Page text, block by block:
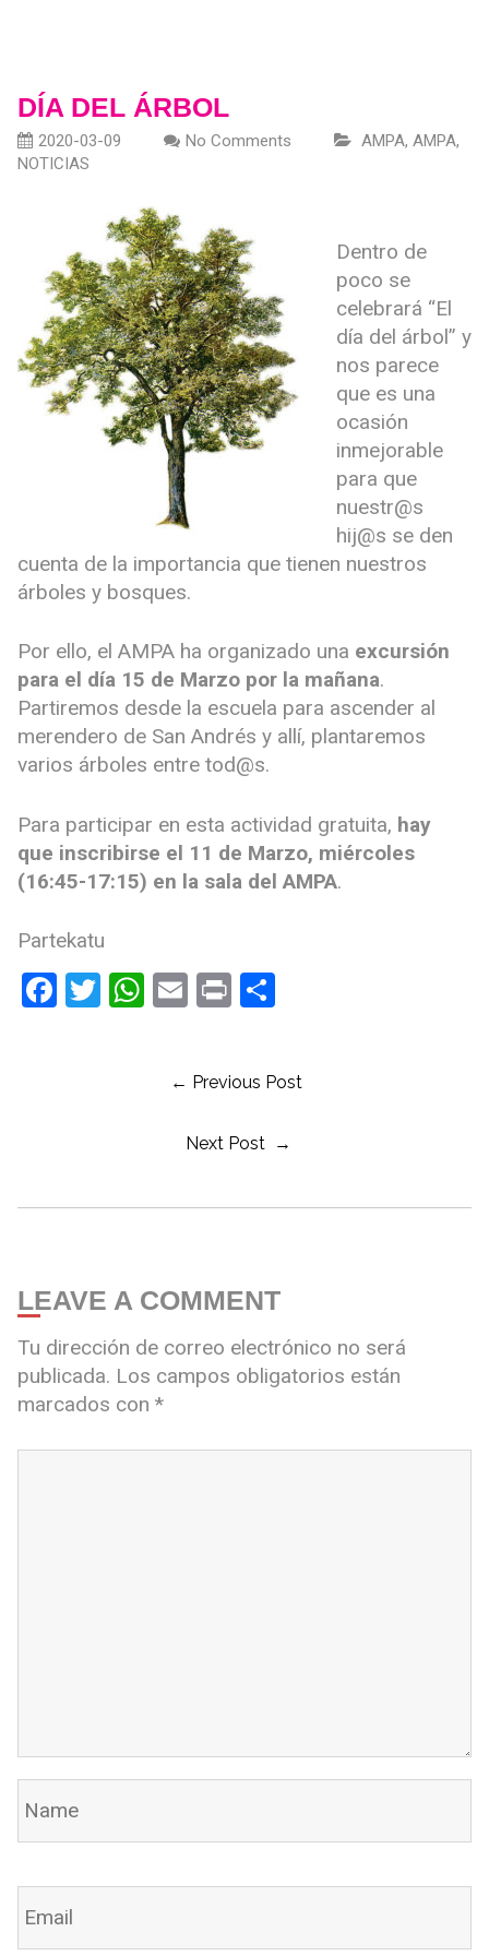
DÍA DEL ÁRBOL
2020-03-09 No Comments AMPA, AMPA,
NOTICIAS
Dentro de
poco se
celebrará “El
día del árbol” y
nos parece
que es una
ocasión
inmejorable
para que
nuestr@s
hij@s se den
cuenta de la importancia que tienen nuestros
árboles y bosques.
Por ello, el AMPA ha organizado una excursión
para el día 15 de Marzo por la mañana.
Partiremos desde la escuela para ascender al
merendero de San Andrés y allí, plantaremos
varios árboles entre tod@s.
Para participar en esta actividad gratuita, hay
que inscribirse el 11 de Marzo, miércoles
(16:45-17:15) en la sala del AMPA.
Partekatu
Facebook
Twitter
WhatsApp
Email
PrintCompartir
← Previous Post
Next Post →
LEAVE A COMMENT
Tu dirección de correo electrónico no será
publicada. Los campos obligatorios están
marcados con *